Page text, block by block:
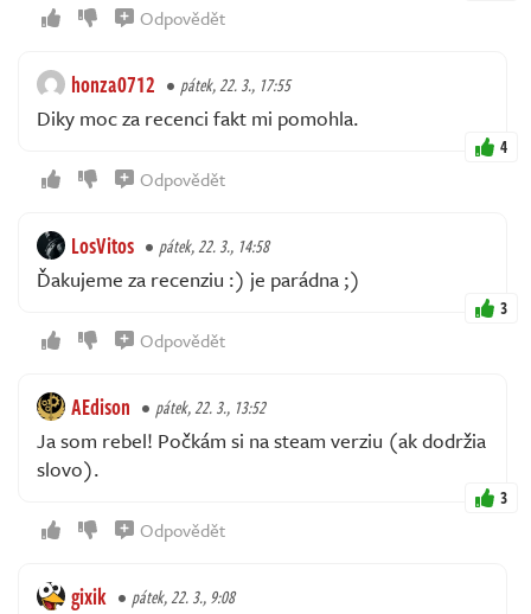
Odpovědět
honza0712 pátek, 22. 3., 17:55
Diky moc za recenci fakt mi pomohla.
4
Odpovědět
LosVitos pátek, 22. 3., 14:58
Ďakujeme za recenziu :) je parádna ;)
3
Odpovědět
AEdison pátek, 22. 3., 13:52
Ja som rebel! Počkám si na steam verziu (ak dodržia
slovo).
3
Odpovědět
gixik pátek, 22. 3., 9:08